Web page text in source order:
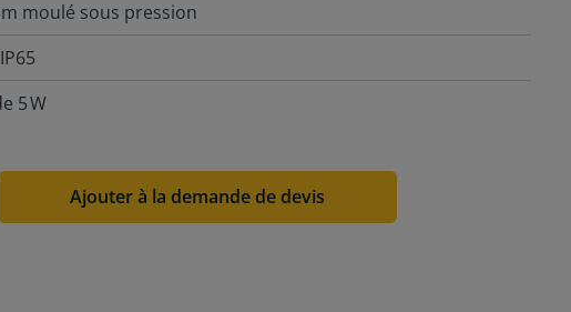
moulé sous pression
5 W
Ajouter à la demande de devis